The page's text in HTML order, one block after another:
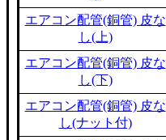
エアコン配管(銅管) 皮な
し(上)
エアコン配管(銅管) 皮な
し(下)
エアコン配管(銅管) 皮な
し(ナット付)